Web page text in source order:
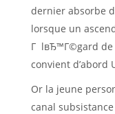
dernier absorbe
lorsque un
Г lвЂ™Г©gard de
convient d’abord
Or la jeune
canal